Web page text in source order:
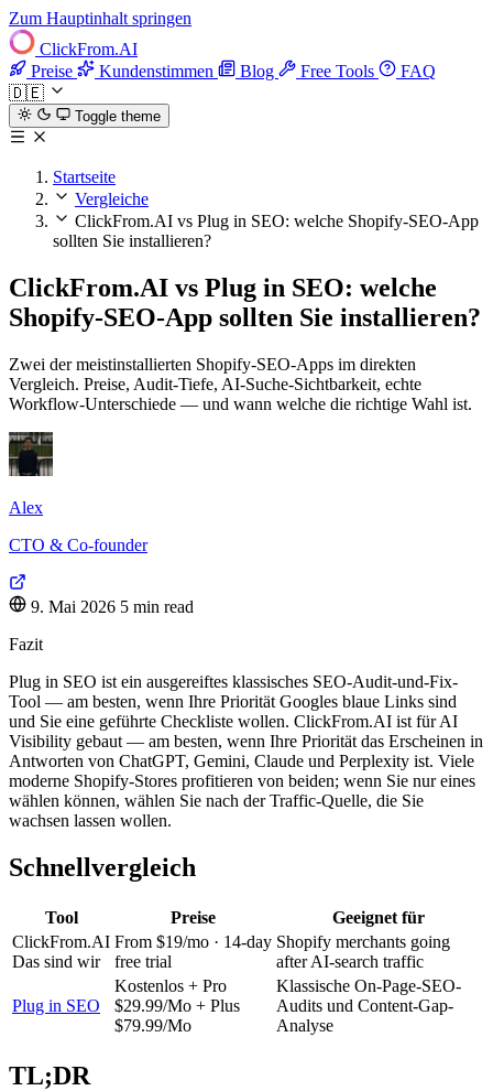
Zum Hauptinhalt springen
ClickFrom.AI
Preise
Kundenstimmen Blog Free Tools
FAQ
🇩🇪
Toggle theme
Startseite
Vergleiche
ClickFrom.AI vs Plug in SEO: welche Shopify-SEO-App
sollten Sie installieren?
ClickFrom.AI vs Plug in SEO: welche
Shopify-SEO-App sollten Sie installieren?
Zwei der meistinstallierten Shopify-SEO-Apps im direkten
Vergleich. Preise, Audit-Tiefe, AI-Suche-Sichtbarkeit, echte
Workflow-Unterschiede — und wann welche die richtige Wahl ist.
Alex
CTO & Co-founder
9. Mai 2026 5 min read
Fazit
Plug in SEO ist ein ausgereiftes klassisches SEO-Audit-und-Fix-
Tool — am besten, wenn Ihre Priorität Googles blaue Links sind
und Sie eine geführte Checkliste wollen. ClickFrom.AI ist für AI
Visibility gebaut — am besten, wenn Ihre Priorität das Erscheinen in
Antworten von ChatGPT, Gemini, Claude und Perplexity ist. Viele
moderne Shopify-Stores profitieren von beiden; wenn Sie nur eines
wählen können, wählen Sie nach der Traffic-Quelle, die Sie
wachsen lassen wollen.
Schnellvergleich
Tool Preise
Geeignet für
ClickFrom.AI
Das sind wir
From $19/mo · 14-day
free trial
Shopify merchants going
after AI-search traffic
Plug in SEO
Kostenlos + Pro
$29.99/Mo + Plus
$79.99/Mo
Klassische On-Page-SEO-
Audits und Content-Gap-
Analyse
TL;DR